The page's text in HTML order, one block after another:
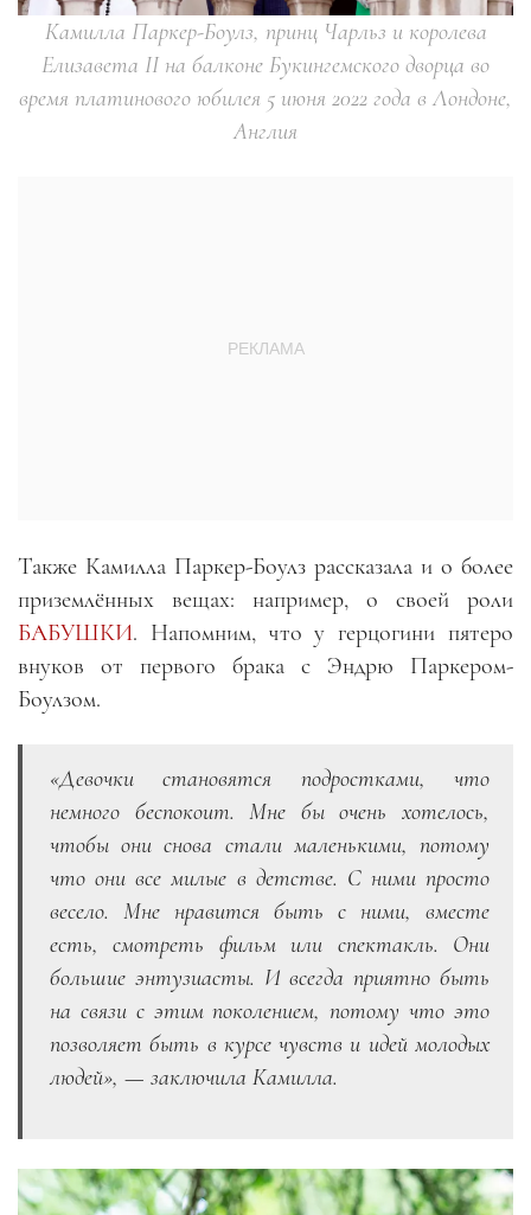
Камилла Паркер-Боулз, принц Чарльз и королева
Елизавета II на балконе Букингемского дворца во
время платинового юбилея 5 июня 2022 года в Лондоне,
Англия
Также Камилла Паркер-Боулз рассказала и о более
приземлённых вещах: например, о своей роли
БАБУШКИ. Напомним, что у герцогини пятеро
внуков от первого брака с Эндрю Паркером-
Боулзом.
«Девочки становятся подростками, что
немного беспокоит. Мне бы очень хотелось,
чтобы они снова стали маленькими, потому
что они все милые в детстве. С ними просто
весело. Мне нравится быть с ними, вместе
есть, смотреть фильм или спектакль. Они
большие энтузиасты. И всегда приятно быть
на связи с этим поколением, потому что это
позволяет быть в курсе чувств и идей молодых
людей», — заключила Камилла.